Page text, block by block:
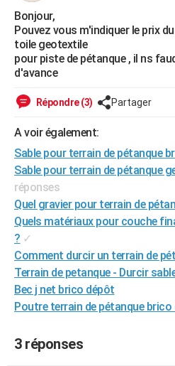
Mobiles
Meilleur smartphone
Internet
Ordinateurs
Jeux vidéo
Guide high-tech
+BRICOLAGE
Forum
Aménagement intérieur
Extérieur
Cuisine
Salle de bains
Jardinage
Rangement
WEEK-END
Guides de France
Escapades
Patrimoine
Expositions
Musées
Week-end nature
+
Art de vivre
Bien-être
Loisirs
Mode
Modes de vie
SANTE
Alimentation
Guide de la santé
Maladies
Médicaments
Sommeil
Destinations
City break
Voyage nature
Voyage de noces
Forum
Climat
+PHOTO
GUIDES D'ACHAT
BONS PLANS
CARTE DE VOEUX
Carte de Noël
Carte Bonne année
Carte Saint-Valentin
Carte Pâques
Carte d'anniversaire
DICTIONNAIRE
Dictionnaire
Biographies
Citations
Expressions
Proverbes
PROGRAMME TV
COPAINS D'AVANT
Bonjour,
Pouvez vous m'indiquer le prix
toile geotextile
pour piste de pétanque , il ns
d'avance
Répondre (3) Partager
A voir également:
Sable pour terrain de pétanque
Sable pour terrain de pétanque
réponses
Quel gravier pour terrain de
Quels matériaux pour couche
? ✓
Comment durcir un terrain de
Terrain de petanque - Durcir
Bec j net brico dépôt
Poutre terrain de pétanque brico
3 réponses